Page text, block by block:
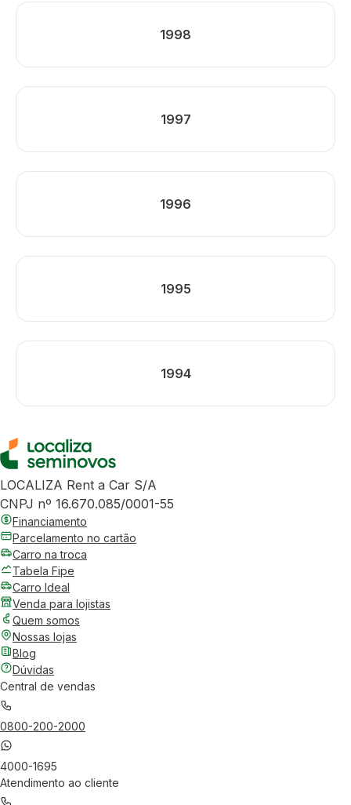
1998
1997
1996
1995
1994
LOCALIZA Rent a Car S/A
CNPJ nº 16.670.085/0001-55
Financiamento
Parcelamento no cartão
Carro na troca
Tabela Fipe
Carro Ideal
Venda para lojistas
Quem somos
Nossas lojas
Blog
Dúvidas
Central de vendas
0800-200-2000
4000-1695
Atendimento ao cliente